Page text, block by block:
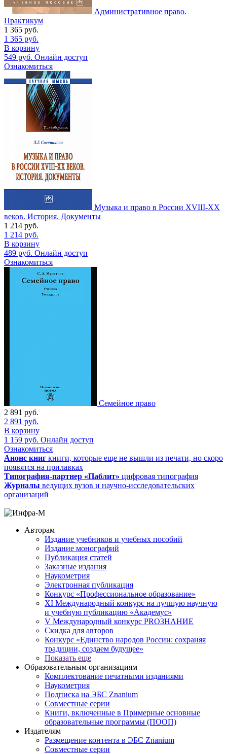
Административное право.
Практикум
1 365 руб.
1 365 руб.
В корзину
549 руб. Онлайн доступ
Ознакомиться
Музыка и право в России XVIII-XX
веков. История. Документы
1 214 руб.
1 214 руб.
В корзину
489 руб. Онлайн доступ
Ознакомиться
Семейное право
2 891 руб.
2 891 руб.
В корзину
1 159 руб. Онлайн доступ
Ознакомиться
Анонс книг книги, которые еще не вышли из печати, но скоро
появятся на прилавках
Типография-партнер «Паблит» цифровая типография
Журналы ведущих вузов и научно-исследовательских
организаций
Авторам
Издание учебников и учебных пособий
Издание монографий
Публикация статей
Заказные издания
Наукометрия
Электронная публикация
Конкурс «Профессиональное образование»
XI Международный конкурс на лучшую научную
и учебную публикацию «Академус»
V Международный конкурс PROЗНАНИЕ
Скидка для авторов
Конкурс «Единство народов России: сохраняя
традиции, создаем будущее»
Показать еще
Образовательным организациям
Комплектование печатными изданиями
Наукометрия
Подписка на ЭБС Znanium
Совместные серии
Книги, включенные в Примерные основные
образовательные программы (ПООП)
Издателям
Размещение контента в ЭБС Znanium
Совместные серии